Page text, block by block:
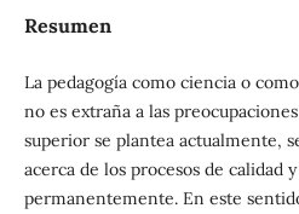
Resumen
La pedagogía como ciencia o
no es extraña a las
superior se plantea actualmente,
acerca de los procesos de calidad
permanentemente. En este